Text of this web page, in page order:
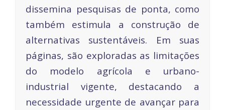
dissemina pesquisas de ponta, como
também estimula a construção de
alternativas sustentáveis. Em suas
páginas, são exploradas as limitações
do modelo agrícola e urbano-
industrial vigente, destacando a
necessidade urgente de avançar para